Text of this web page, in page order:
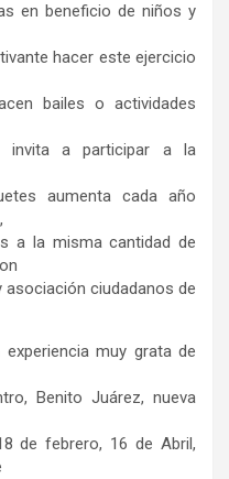
en beneficio de niños y
hacer este ejercicio
bailes o actividades
invita a participar a la
aumenta cada año
a la misma cantidad de
ciudadanos de
muy grata de
Benito Juárez, nueva
de febrero, 16 de Abril,